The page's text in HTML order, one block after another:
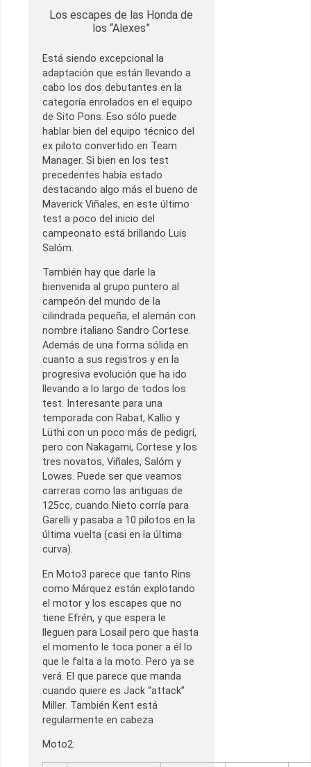
Los escapes de las Honda de
los “Alexes”
Está siendo excepcional la
adaptación que están llevando a
cabo los dos debutantes en la
categoría enrolados en el equipo
de Sito Pons. Eso sólo puede
hablar bien del equipo técnico del
ex piloto convertido en Team
Manager. Si bien en los test
precedentes había estado
destacando algo más el bueno de
Maverick Viñales, en este último
test a poco del inicio del
campeonato está brillando Luis
Salóm.
También hay que darle la
bienvenida al grupo puntero al
campeón del mundo de la
cilindrada pequeña, el alemán con
nombre italiano Sandro Cortese.
Además de una forma sólida en
cuanto a sus registros y en la
progresiva evolución que ha ido
llevando a lo largo de todos los
test. Interesante para una
temporada con Rabat, Kallio y
Lüthi con un poco más de pedigrí,
pero con Nakagami, Cortese y los
tres novatos, Viñales, Salóm y
Lowes. Puede ser que veamos
carreras como las antiguas de
125cc, cuando Nieto corría para
Garelli y pasaba a 10 pilotos en la
última vuelta (casi en la última
curva).
En Moto3 parece que tanto Rins
como Márquez están explotando
el motor y los escapes que no
tiene Efrén, y que espera le
lleguen para Losail pero que hasta
el momento le toca poner a él lo
que le falta a la moto. Pero ya se
verá. El que parece que manda
cuando quiere es Jack “attack”
Miller. También Kent está
regularmente en cabeza
Moto2: